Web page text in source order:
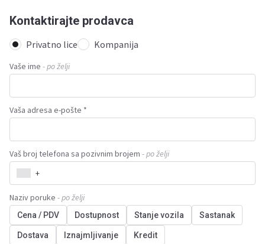
Kontaktirajte prodavca
Privatno lice Kompanija
Vaše ime - po želji
Vaša adresa e-pošte *
Vaš broj telefona sa pozivnim brojem - po želji
+
Naziv poruke - po želji
Cena / PDV Dostupnost Stanje vozila Sastanak
Dostava Iznajmljivanje Kredit